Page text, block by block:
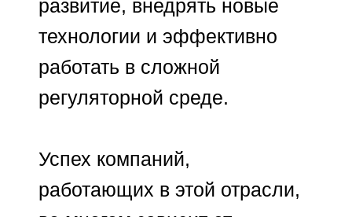
и интересами потребителя.
фармацевтическим,
биотехнологическим и
способных реализовывать
стратегические задачи